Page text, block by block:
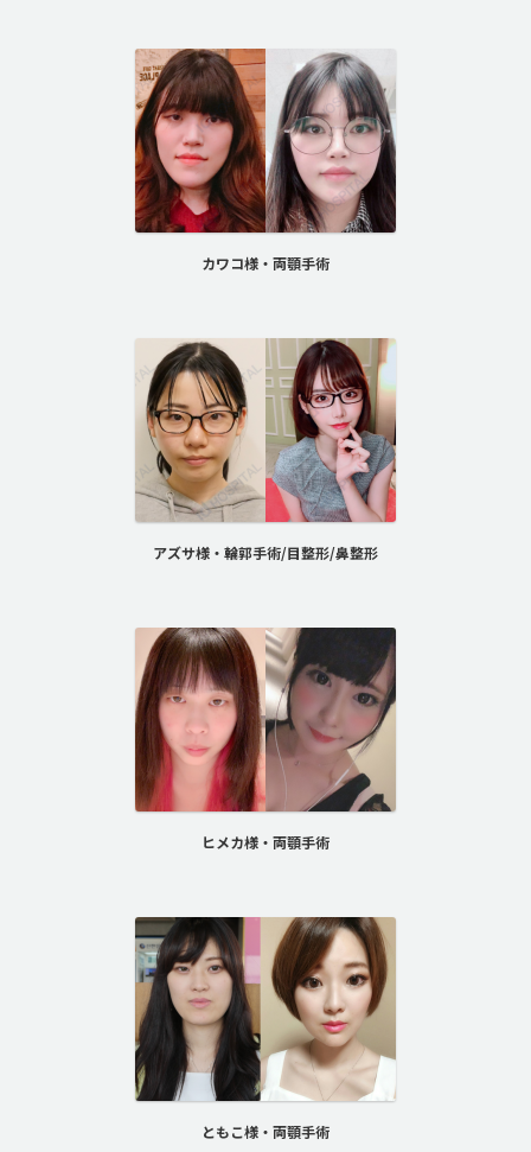
カワコ様・両顎手術
アズサ様・輪郭手術/目整形/鼻整形
ヒメカ様・両顎手術
ともこ様・両顎手術